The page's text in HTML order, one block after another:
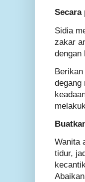
Secara
Sidia
zakar
dengan
degang
Wanita
tidur,